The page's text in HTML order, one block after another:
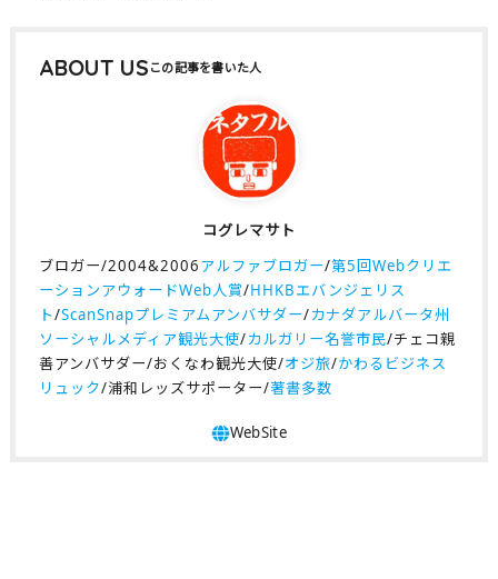
ABOUT US
コグレマサト
ブロガー/2004&2006アルファブロガー/第5回Webクリエ
ーションアウォードWeb人賞/HHKBエバンジェリス
ト/ScanSnapプレミアムアンバサダー/カナダアルバータ州
ソーシャルメディア観光大使/カルガリー名誉市民/チェコ親
善アンバサダー/おくなわ観光大使/オジ旅/かわるビジネス
リュック/浦和レッズサポーター/著書多数